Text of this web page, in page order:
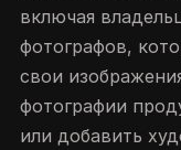
включая
фотографов,
свои
фотографии
или добавить